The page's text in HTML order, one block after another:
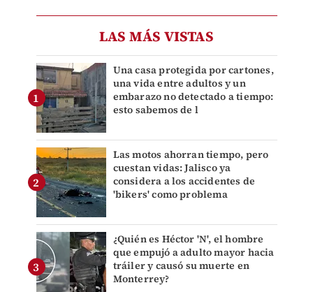
LAS MÁS VISTAS
Una casa protegida por cartones,
una vida entre adultos y un
embarazo no detectado a tiempo:
esto sabemos de l
Las motos ahorran tiempo, pero
cuestan vidas: Jalisco ya
considera a los accidentes de
'bikers' como problema
¿Quién es Héctor 'N', el hombre
que empujó a adulto mayor hacia
tráiler y causó su muerte en
Monterrey?